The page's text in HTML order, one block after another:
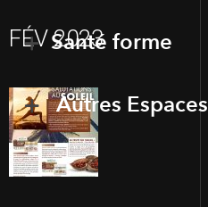
FÉV 2023
Santé forme
Autres Espaces